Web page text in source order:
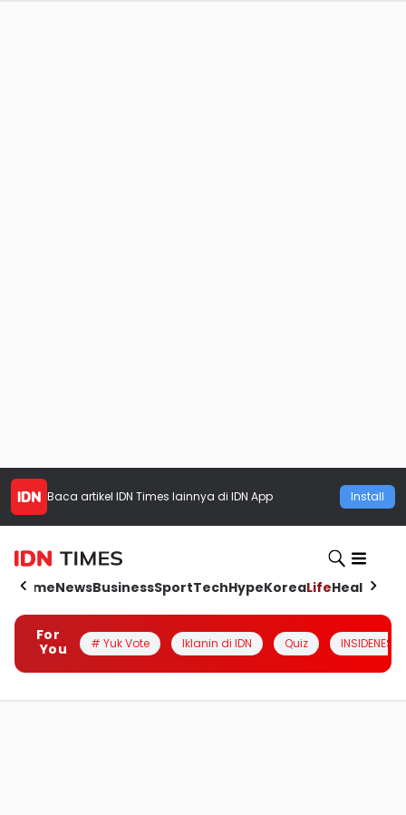
Baca artikel IDN Times lainnya di IDN App Install
HomeNewsBusinessSportTechHypeKoreaLifeHealth
For
You
# Yuk Vote Iklanin di IDN Quiz INSIDENESIA